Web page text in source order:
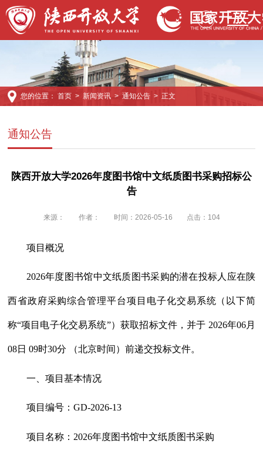
您的位置： 首页> 新闻资讯> 通知公告> 正文
通知公告
陕西开放大学2026年度图书馆中文纸质图书采购招标公
告
来源： 作者： 时间：2026-05-16 点击： 104
项目概况
2026年度图书馆中文纸质图书采购的潜在投标人应在陕
西省政府采购综合管理平台项目电子化交易系统（以下简
称“项目电子化交易系统”）获取招标文件，并于 2026年06月
08日 09时30分 （北京时间）前递交投标文件。
一、项目基本情况
项目编号： GD-2026-13
项目名称： 2026年度图书馆中文纸质图书采购